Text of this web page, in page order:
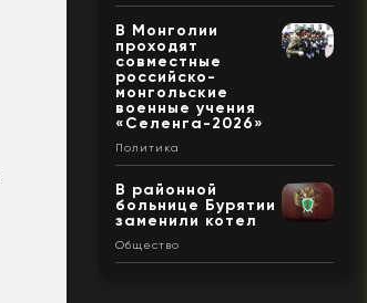
В Монголии
проходят
совместные
российско-
монгольские
военные учения
«Селенга-2026»
Политика
В районной
больнице Бурятии
заменили котел
Общество